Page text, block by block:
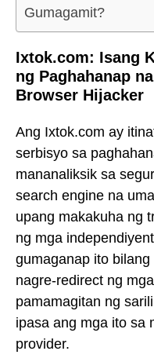
Gumagamit?
Ixtok.com: Isang
ng Paghahanap
Browser Hijacker
Ang Ixtok.com ay
serbisyo sa
mananaliksik sa
search engine na
upang makakuha ng
ng mga
gumaganap ito
nagre-redirect ng
pamamagitan ng
ipasa ang mga ito sa
provider.